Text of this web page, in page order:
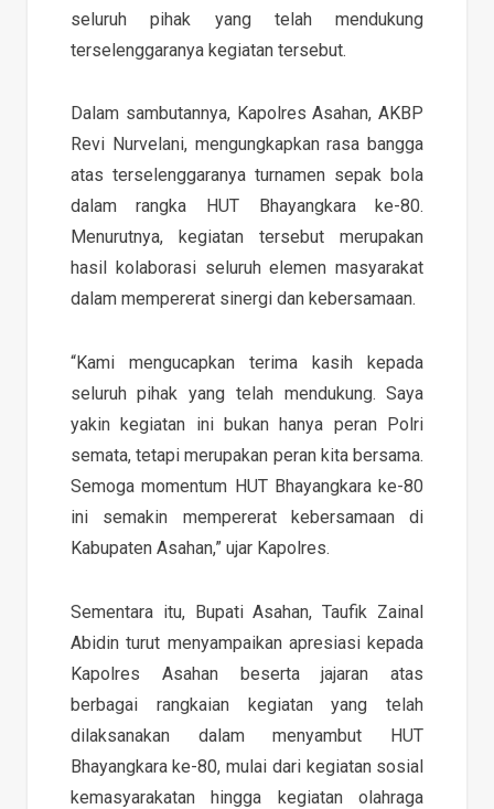
seluruh pihak yang telah mendukung
terselenggaranya kegiatan tersebut.
Dalam sambutannya, Kapolres Asahan, AKBP
Revi Nurvelani, mengungkapkan rasa bangga
atas terselenggaranya turnamen sepak bola
dalam rangka HUT Bhayangkara ke-80.
Menurutnya, kegiatan tersebut merupakan
hasil kolaborasi seluruh elemen masyarakat
dalam mempererat sinergi dan kebersamaan.
“Kami mengucapkan terima kasih kepada
seluruh pihak yang telah mendukung. Saya
yakin kegiatan ini bukan hanya peran Polri
semata, tetapi merupakan peran kita bersama.
Semoga momentum HUT Bhayangkara ke-80
ini semakin mempererat kebersamaan di
Kabupaten Asahan,” ujar Kapolres.
Sementara itu, Bupati Asahan, Taufik Zainal
Abidin turut menyampaikan apresiasi kepada
Kapolres Asahan beserta jajaran atas
berbagai rangkaian kegiatan yang telah
dilaksanakan dalam menyambut HUT
Bhayangkara ke-80, mulai dari kegiatan sosial
kemasyarakatan hingga kegiatan olahraga